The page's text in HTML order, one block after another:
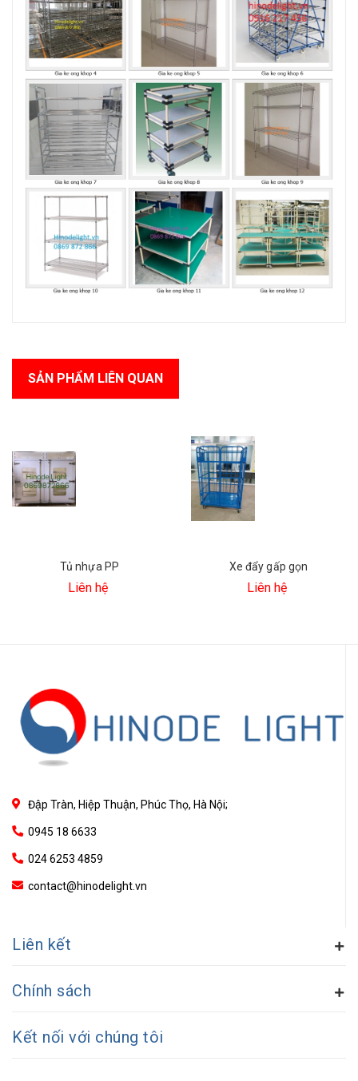
SẢN PHẨM LIÊN QUAN
Tủ nhựa PP
Liên hệ
Xe đẩy gấp gọn
Liên hệ
Đập Tràn, Hiệp Thuận, Phúc Thọ, Hà Nội;
0945 18 6633
024 6253 4859
contact@hinodelight.vn
Liên kết
Chính sách
Kết nối với chúng tôi